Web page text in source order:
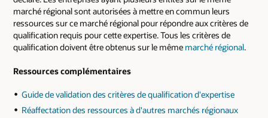
marché régional sont autorisées à mettre en commun leurs
ressources sur ce marché régional pour répondre aux critères de
qualification requis pour cette expertise. Tous les critères de
qualification doivent être obtenus sur le même marché régional.
Ressources complémentaires
Guide de validation des critères de qualification d'expertise
Réaffectation des ressources à d'autres marchés régionaux